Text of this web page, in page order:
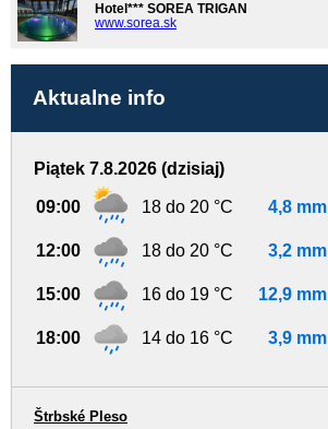
Hotel*** SOREA TRIGAN
www.sorea.sk
Aktualne info
Piątek 7.8.2026 (dzisiaj)
09:00 18 do 20 °C 4,8 mm
12:00 18 do 20 °C 3,2 mm
15:00 16 do 19 °C 12,9 mm
18:00 14 do 16 °C 3,9 mm
Štrbské Pleso